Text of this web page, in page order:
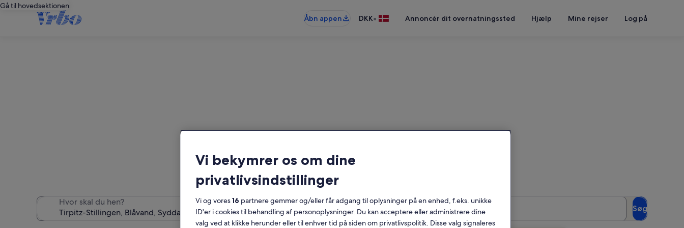
Gå til hovedsektionen
Åbn appen
DKK• Annoncér dit overnatningssted Hjælp Mine rejser Log på
Ferieboliger nær Tirpitz-Stillingen
Vi fandt 2.307 ferieboliger — angiv dine datoer for at se tilgængelighed
Hvor skal du hen? Datoer
Gæster
2 gæster
Søg
Vi bekymrer os om dine
privatlivsindstillinger
Vi og vores16 partnere gemmer og/eller får adgang til oplysninger på en enhed, f.eks. unikke
ID'er i cookies til behandling af personoplysninger. Du kan acceptere eller administrere dine
valg ved at klikke herunder eller til enhver tid på siden om privatlivspolitik. Disse valg signaleres